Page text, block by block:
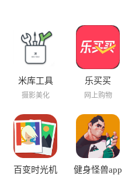
米库工具
摄影美化
乐买买
网上购物
百变时光机 健身怪兽app